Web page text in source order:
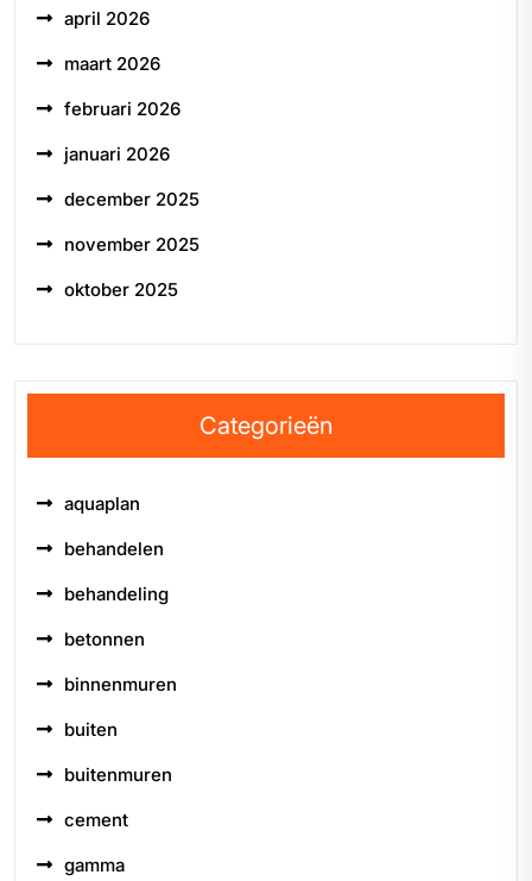
april 2026
maart 2026
februari 2026
januari 2026
december 2025
november 2025
oktober 2025
Categorieën
aquaplan
behandelen
behandeling
betonnen
binnenmuren
buiten
buitenmuren
cement
gamma